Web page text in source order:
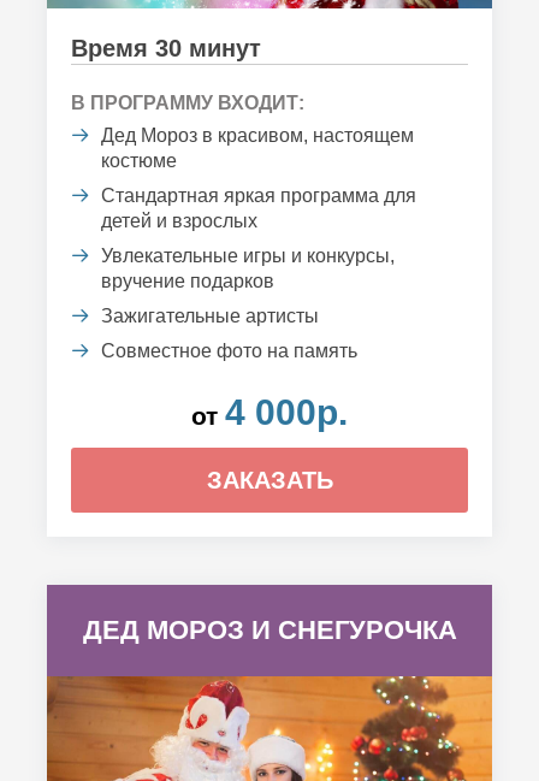
Время 30 минут
В ПРОГРАММУ ВХОДИТ:
Дед Мороз в красивом, настоящем
костюме
Стандартная яркая программа для
детей и взрослых
Увлекательные игры и конкурсы,
вручение подарков
Зажигательные артисты
Совместное фото на память
от 4 000р.
ЗАКАЗАТЬ
ДЕД МОРОЗ И СНЕГУРОЧКА